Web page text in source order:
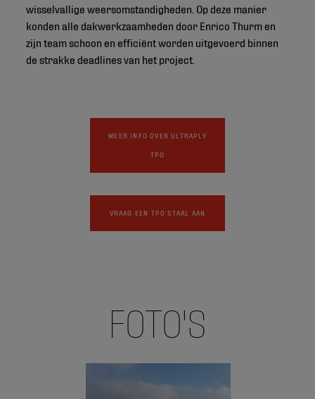
wisselvallige weersomstandigheden. Op deze manier
konden alle dakwerkzaamheden door Enrico Thurm en
zijn team schoon en efficiënt worden uitgevoerd binnen
de strakke deadlines van het project.
MEER INFO OVER ULTRAPLY
TPO
VRAAG EEN TPO STAAL AAN
FOTO'S